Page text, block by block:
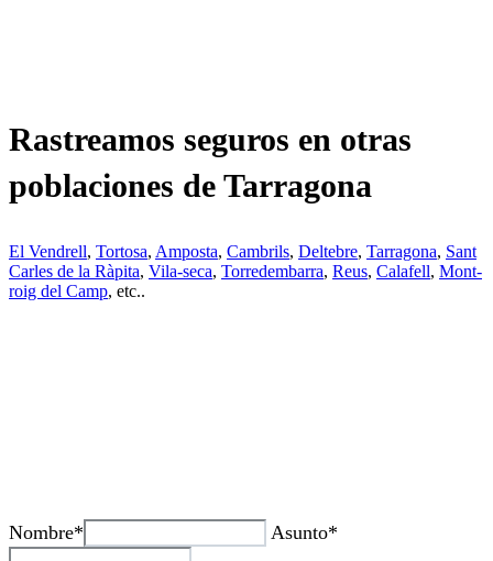
Rastreamos seguros en otras
poblaciones de Tarragona
El Vendrell, Tortosa, Amposta, Cambrils, Deltebre, Tarragona, Sant
Carles de la Ràpita, Vila-seca, Torredembarra, Reus, Calafell, Mont-
roig del Camp, etc..
Nombre* Asunto*